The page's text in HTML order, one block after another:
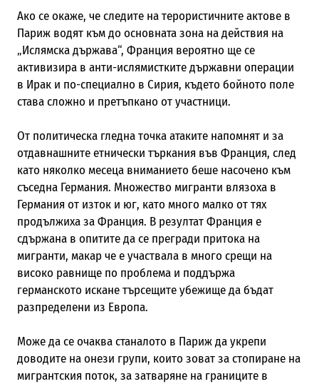
Ако се окаже, че следите на терористичните актове в
Париж водят към до основната зона на действия на
„Ислямска държава“, Франция вероятно ще се
активизира в анти-ислямистките държавни операции
в Ирак и по-специално в Сирия, където бойното поле
става сложно и претъпкано от участници.
От политическа гледна точка атаките напомнят и за
отдавнашните етнически търкания във Франция, след
като няколко месеца вниманието беше насочено към
съседна Германия. Множество мигранти влязоха в
Германия от изток и юг, като много малко от тях
продължиха за Франция. В резултат Франция е
сдържана в опитите да се прегради притока на
мигранти, макар че е участвала в много срещи на
високо равнище по проблема и поддържа
германското искане търсещите убежище да бъдат
разпределени из Европа.
Може да се очаква станалото в Париж да укрепи
доводите на онези групи, които зоват за стопиране на
мигрантския поток, за затваряне на границите в